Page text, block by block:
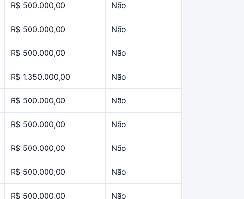
R$ 500.000,00 Não
R$ 500.000,00 Não
R$ 500.000,00 Não
R$ 1.350.000,00 Não
R$ 500.000,00 Não
R$ 500.000,00 Não
R$ 500.000,00 Não
R$ 500.000,00 Não
R$ 500.000,00 Não